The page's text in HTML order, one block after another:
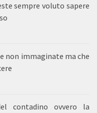
sempre voluto sapere
non immaginate ma che
contadino ovvero la